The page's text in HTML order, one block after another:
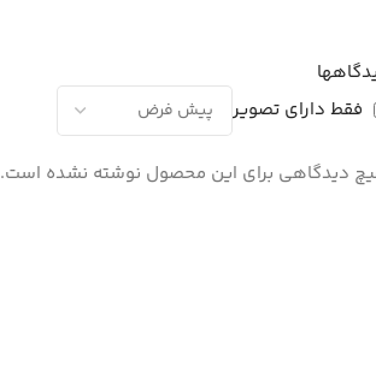
فقط دارای تصویر
دیدگاهی برای این محصول نوشته نشده است.